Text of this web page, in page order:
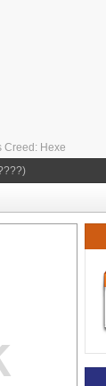
Creed: Hexe